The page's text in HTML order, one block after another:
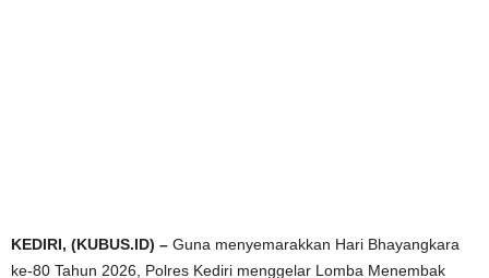
KEDIRI, (KUBUS.ID) – Guna menyemarakkan Hari Bhayangkara
ke-80 Tahun 2026, Polres Kediri menggelar Lomba Menembak